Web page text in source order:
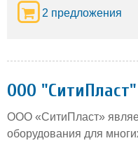
2 предложения
ООО "СитиПласт"
ООО «СитиПласт»
оборудования для